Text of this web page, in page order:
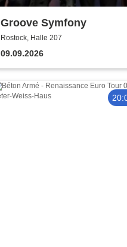
Groove Symfony
Rostock, Halle 207
09.09.2026